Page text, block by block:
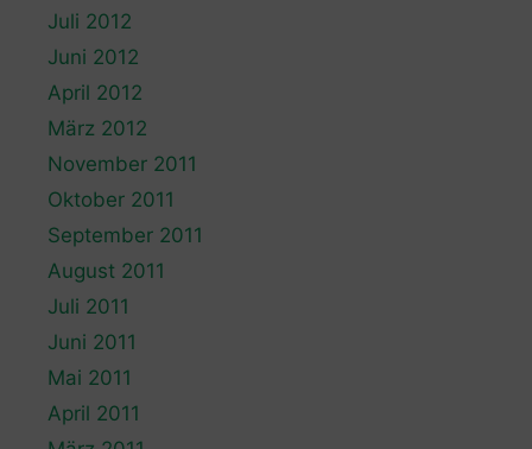
Juli 2012
Juni 2012
April 2012
März 2012
November 2011
Oktober 2011
September 2011
August 2011
Juli 2011
Juni 2011
Mai 2011
April 2011